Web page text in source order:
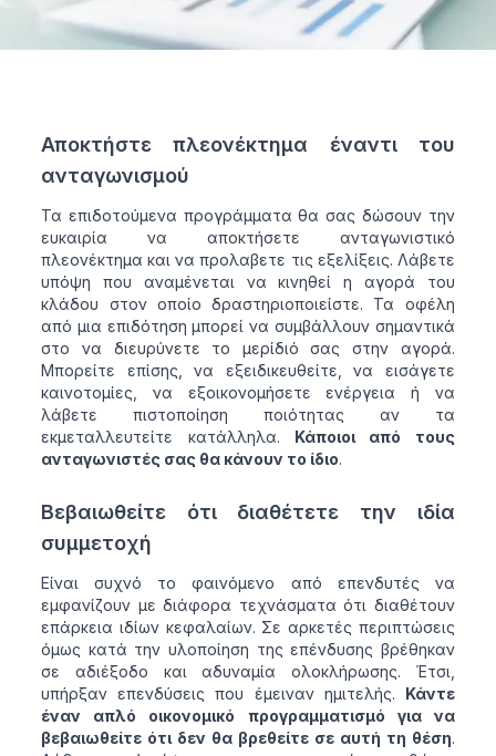
Αποκτήστε πλεονέκτημα έναντι του
ανταγωνισμού
Τα επιδοτούμενα προγράμματα θα σας δώσουν την
ευκαιρία να αποκτήσετε ανταγωνιστικό
πλεονέκτημα και να προλαβετε τις εξελίξεις. Λάβετε
υπόψη που αναμένεται να κινηθεί η αγορά του
κλάδου στον οποίο δραστηριοποιείστε. Τα οφέλη
από μια επιδότηση μπορεί να συμβάλλουν σημαντικά
στο να διευρύνετε το μερίδιό σας στην αγορά.
Μπορείτε επίσης, να εξειδικευθείτε, να εισάγετε
καινοτομίες, να εξοικονομήσετε ενέργεια ή να
λάβετε πιστοποίηση ποιότητας αν τα
εκμεταλλευτείτε κατάλληλα. Κάποιοι από τους
ανταγωνιστές σας θα κάνουν το ίδιο.
Βεβαιωθείτε ότι διαθέτετε την ιδία
συμμετοχή
Είναι συχνό το φαινόμενο από επενδυτές να
εμφανίζουν με διάφορα τεχνάσματα ότι διαθέτουν
επάρκεια ιδίων κεφαλαίων. Σε αρκετές περιπτώσεις
όμως κατά την υλοποίηση της επένδυσης βρέθηκαν
σε αδιέξοδο και αδυναμία ολοκλήρωσης. Έτσι,
υπήρξαν επενδύσεις που έμειναν ημιτελής. Κάντε
έναν απλό οικονομικό προγραμματισμό για να
βεβαιωθείτε ότι δεν θα βρεθείτε σε αυτή τη θέση.